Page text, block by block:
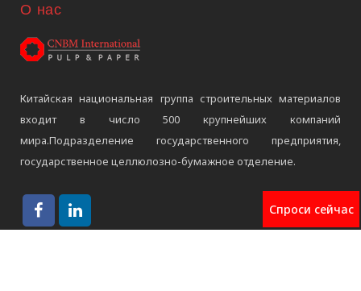
О нас
Китайская национальная группа строительных материалов
входит в число 500 крупнейших компаний
мира.Подразделение государственного предприятия,
государственное целлюлозно-бумажное отделение.
Спроси сейчас